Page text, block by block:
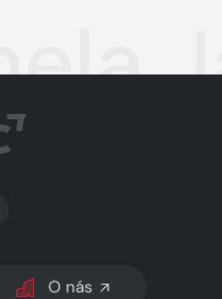
SVĚTLÝ/TMAVÝ REŽIM
O nás